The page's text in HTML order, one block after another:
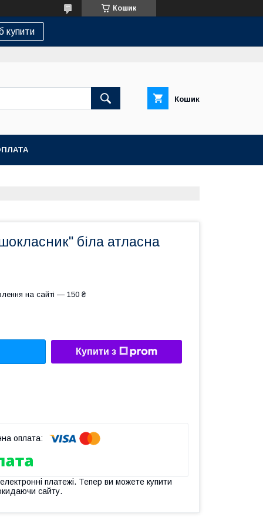
Кошик
купити
Кошик
біла атласна
на сайті — 150 ₴
Купити з
платежі. Тепер ви можете купити
сайту.